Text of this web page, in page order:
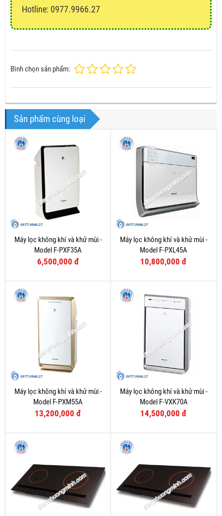
Hotline: 0977.9966.27
Bình chọn sản phẩm:
Sản phẩm cùng loại
Máy lọc không khí và khử mùi -
Model F-PXF35A
6,500,000 đ
Máy lọc không khí và khử mùi -
Model F-PXL45A
10,800,000 đ
Máy lọc không khí và khử mùi -
Model F-PXM55A
13,200,000 đ
Máy lọc không khí và khử mùi -
Model F-VXK70A
14,500,000 đ